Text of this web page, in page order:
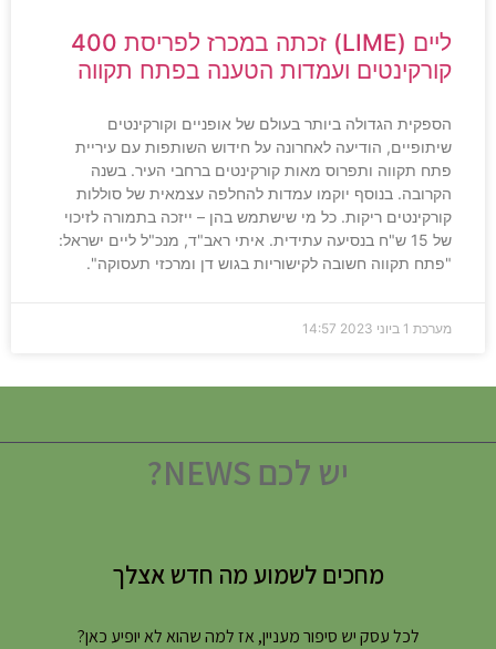
ליים (LIME) זכתה במכרז לפריסת 400
קורקינטים ועמדות הטענה בפתח תקווה
הספקית הגדולה ביותר בעולם של אופניים וקורקינטים
שיתופיים, הודיעה לאחרונה על חידוש השותפות עם עיריית
פתח תקווה ותפרוס מאות קורקינטים ברחבי העיר. בשנה
הקרובה. בנוסף יוקמו עמדות להחלפה עצמאית של סוללות
קורקינטים ריקות. כל מי שישתמש בהן – ייזכה בתמורה לזיכוי
של 15 ש"ח בנסיעה עתידית. איתי ראב"ד, מנכ"ל ליים ישראל:
"פתח תקווה חשובה לקישוריות בגוש דן ומרכזי תעסוקה".
מערכת 1 ביוני 2023 14:57
יש לכם NEWS?
מחכים לשמוע מה חדש אצלך
לכל עסק יש סיפור מעניין, אז למה שהוא לא יופיע כאן?